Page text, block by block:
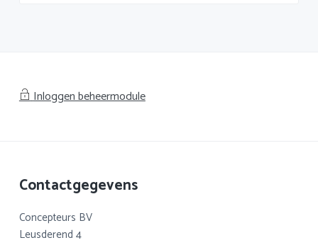
Inloggen beheermodule
Footer
Contactgegevens
Concepteurs BV
Leusderend 4